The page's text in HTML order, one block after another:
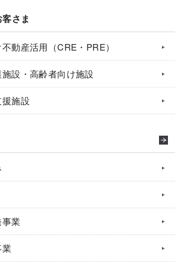
さま
動産活用（CRE・PRE）
設・高齢者向け施設
施設
業